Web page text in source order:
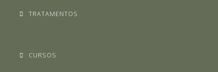
TRATAMENTOS
CURSOS